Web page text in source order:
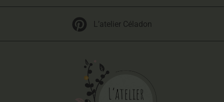
L’atelier Céladon